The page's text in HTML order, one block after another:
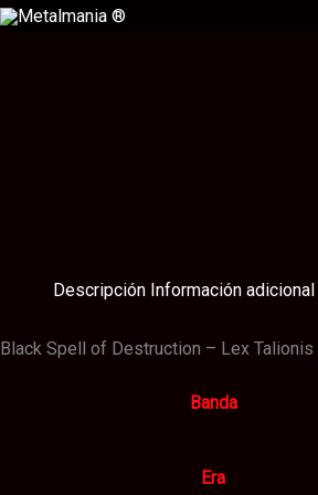
Ir
Descripción Información adicional
Black Spell of Destruction – Lex Talionis
Banda
Era